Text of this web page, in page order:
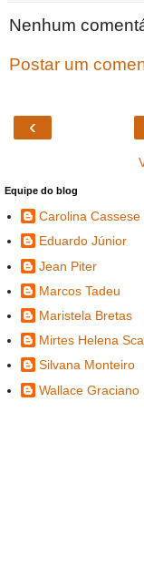
Nenhum
Postar um
‹
Equipe do blog
Carolina Cassese
Eduardo Júnior
Jean Piter
Marcos Tadeu
Maristela Bretas
Mirtes Helena
Silvana Monteiro
Wallace Graciano